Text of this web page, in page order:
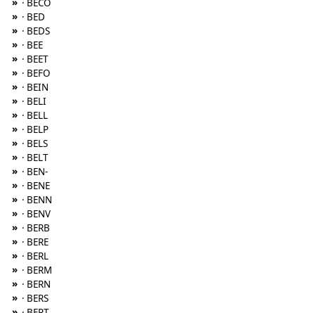
· BECO
» · BED
» · BEDS
» · BEE
» · BEET
» · BEFO
» · BEIN
» · BELI
» · BELL
» · BELP
» · BELS
» · BELT
» · BEN-
» · BENE
» · BENN
» · BENV
» · BERB
» · BERE
» · BERL
» · BERM
» · BERN
» · BERS